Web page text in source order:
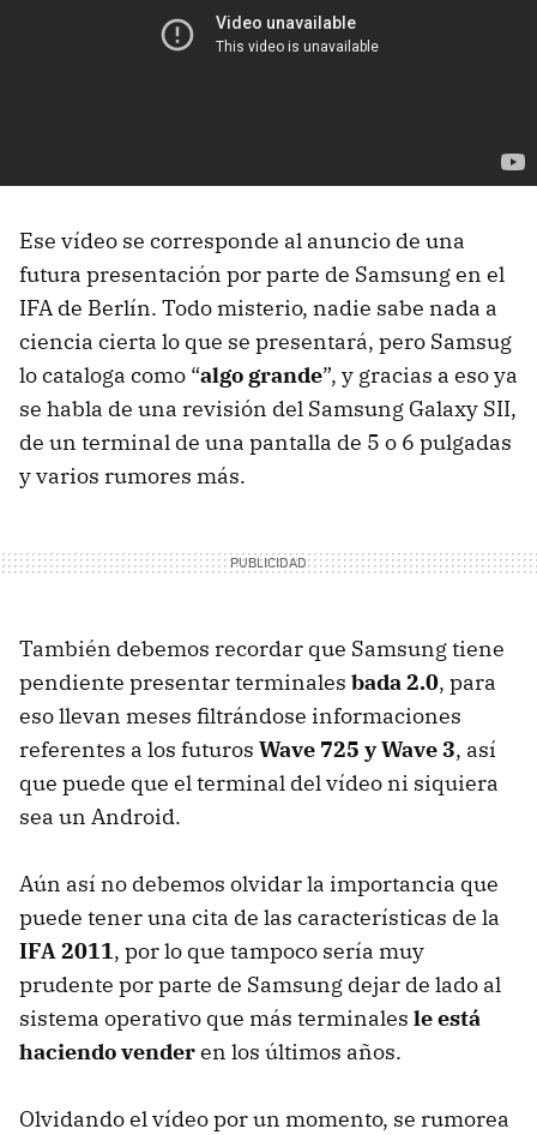
Ese vídeo se corresponde al anuncio de una
futura presentación por parte de Samsung en el
IFA de Berlín. Todo misterio, nadie sabe nada a
ciencia cierta lo que se presentará, pero Samsug
lo cataloga como “algo grande”, y gracias a eso ya
se habla de una revisión del Samsung Galaxy SII,
de un terminal de una pantalla de 5 o 6 pulgadas
y varios rumores más.
También debemos recordar que Samsung tiene
pendiente presentar terminales bada 2.0, para
eso llevan meses filtrándose informaciones
referentes a los futuros Wave 725 y Wave 3, así
que puede que el terminal del vídeo ni siquiera
sea un Android.
Aún así no debemos olvidar la importancia que
puede tener una cita de las características de la
IFA 2011, por lo que tampoco sería muy
prudente por parte de Samsung dejar de lado al
sistema operativo que más terminales le está
haciendo venderen los últimos años.
Olvidando el vídeo por un momento, se rumorea